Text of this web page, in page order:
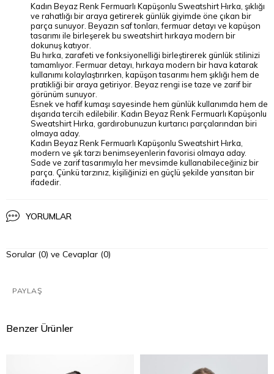
Kadın Beyaz Renk Fermuarlı Kapüşonlu Sweatshirt Hırka, şıklığı
ve rahatlığı bir araya getirerek günlük giyimde öne çıkan bir
parça sunuyor. Beyazın saf tonları, fermuar detayı ve kapüşon
tasarımı ile birleşerek bu sweatshirt hırkaya modern bir
dokunuş katıyor.
Bu hırka, zarafeti ve fonksiyonelliği birleştirerek günlük stilinizi
tamamlıyor. Fermuar detayı, hırkaya modern bir hava katarak
kullanımı kolaylaştırırken, kapüşon tasarımı hem şıklığı hem de
pratikliği bir araya getiriyor. Beyaz rengi ise taze ve zarif bir
görünüm sunuyor.
Esnek ve hafif kumaşı sayesinde hem günlük kullanımda hem de
dışarıda tercih edilebilir. Kadın Beyaz Renk Fermuarlı Kapüşonlu
Sweatshirt Hırka, gardırobunuzun kurtarıcı parçalarından biri
olmaya aday.
Kadın Beyaz Renk Fermuarlı Kapüşonlu Sweatshirt Hırka,
modern ve şık tarzı benimseyenlerin favorisi olmaya aday.
Sade ve zarif tasarımıyla her mevsimde kullanabileceğiniz bir
parça. Çünkü tarzınız, kişiliğinizi en güçlü şekilde yansıtan bir
ifadedir.
YORUMLAR
Sorular (0) ve Cevaplar (0)
PAYLAŞ
Benzer Ürünler